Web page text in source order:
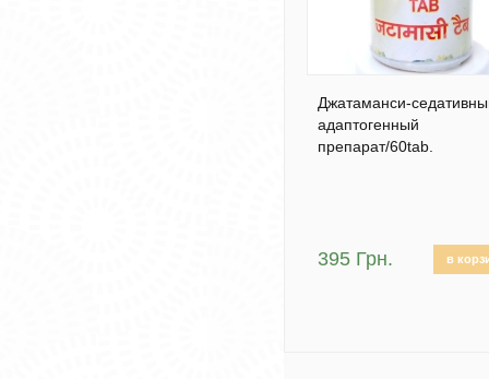
Джатаманси-
адаптогенный
препарат/60tab.
395 Грн. в